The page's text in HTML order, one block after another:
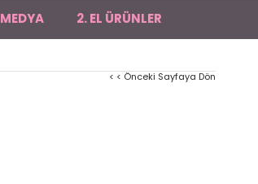
MEDYA 2. EL ÜRÜNLER
< < Önceki Sayfaya Dön